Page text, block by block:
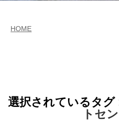
HOME
選択されているタグ
トセ